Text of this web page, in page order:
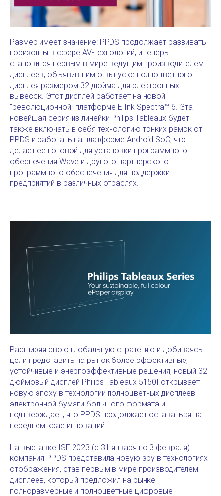
Размер имеет значение: PPDS продолжает развивать
горизонты в сфере AV-технологий, и теперь
становится первым в мире ведущим производителем
дисплеев, объявившим о выпуске полноцветного
дисплея размером 32 дюйма для электронных
вывесок. Этот дисплей работает на новой
"революционной" платформе E Ink Spectra™ 6. Эта
новейшая серия из линейки Philips Tableaux будет
также включать в себя технологию тонких рамок от
PPDS и работать на платформе Android SoC, что
делает ее готовой для установки программного
обеспечения Wave и другого партнерского
программного обеспечения для поддержки
предприятий в различных отраслях.
Расширяя свою глобальную стратегию и добиваясь
цели представить на рынок более эффективные,
устойчивые и энергоэффективные решения, новый 32-
дюймовый дисплей Philips Tableaux 5150I открывает
новую эпоху в технологии полноцветных дисплеев
электронной бумаги большого формата и
подтверждает, что PPDS продолжает оставаться на
переднем крае инноваций.
На выставке ISE 2023 (с 31 января по 3 февраля)
компания PPDS представила новую эру в технологиях
отображения, став первым в мире производителем
дисплеев, который предложил на рынке
полноразмерные и полноцветные цифровые